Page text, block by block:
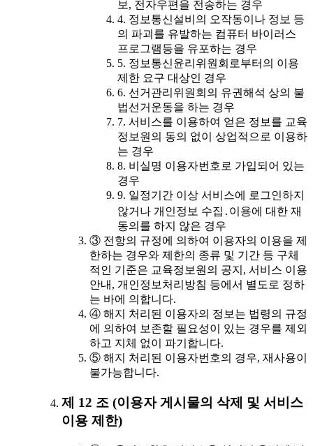
보, 전자우편을 전송하는 경우
4. 정보통신설비의 오작동이나 정보 등
의 파괴를 유발하는 컴퓨터 바이러스
프로그램등을 유포하는 경우
5. 정보통신윤리위원회로부터의 이용
제한 요구 대상인 경우
6. 선거관리위원회의 유권해석 상의 불
법선거운동을 하는 경우
7. 서비스를 이용하여 얻은 정보를 교육
정보원의 동의 없이 상업적으로 이용하
는 경우
8. 비실명 이용자번호로 가입되어 있는
경우
9. 일정기간 이상 서비스에 로그인하지
않거나 개인정보 수집․이용에 대한 재
동의를 하지 않은 경우
③ 전항의 규정에 의하여 이용자의 이용을 제
한하는 경우와 제한의 종류 및 기간 등 구체
적인 기준은 교육정보원의 공지, 서비스 이용
안내, 개인정보처리방침 등에서 별도로 정하
는 바에 의합니다.
④ 해지 처리된 이용자의 정보는 법령의 규정
에 의하여 보존할 필요성이 있는 경우를 제외
하고 지체 없이 파기합니다.
⑤ 해지 처리된 이용자번호의 경우, 재사용이
불가능합니다.
제 12 조 (이용자 게시물의 삭제 및 서비스
이용 제한)